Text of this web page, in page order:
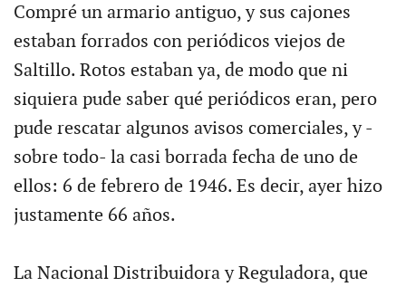
Compré un armario antiguo, y sus cajones
estaban forrados con periódicos viejos de
Saltillo. Rotos estaban ya, de modo que ni
siquiera pude saber qué periódicos eran, pero
pude rescatar algunos avisos comerciales, y -
sobre todo- la casi borrada fecha de uno de
ellos: 6 de febrero de 1946. Es decir, ayer hizo
justamente 66 años.
La Nacional Distribuidora y Reguladora, que